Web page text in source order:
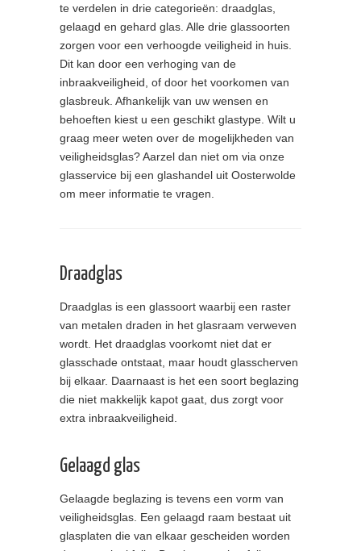
te verdelen in drie categorieën: draadglas,
gelaagd en gehard glas. Alle drie glassoorten
zorgen voor een verhoogde veiligheid in huis.
Dit kan door een verhoging van de
inbraakveiligheid, of door het voorkomen van
glasbreuk. Afhankelijk van uw wensen en
behoeften kiest u een geschikt glastype. Wilt u
graag meer weten over de mogelijkheden van
veiligheidsglas? Aarzel dan niet om via onze
glasservice bij een glashandel uit Oosterwolde
om meer informatie te vragen.
Draadglas
Draadglas is een glassoort waarbij een raster
van metalen draden in het glasraam verweven
wordt. Het draadglas voorkomt niet dat er
glasschade ontstaat, maar houdt glasscherven
bij elkaar. Daarnaast is het een soort beglazing
die niet makkelijk kapot gaat, dus zorgt voor
extra inbraakveiligheid.
Gelaagd glas
Gelaagde beglazing is tevens een vorm van
veiligheidsglas. Een gelaagd raam bestaat uit
glasplaten die van elkaar gescheiden worden